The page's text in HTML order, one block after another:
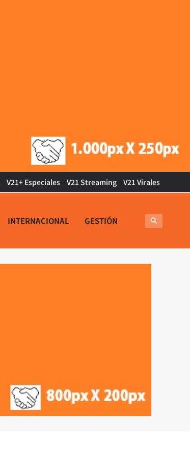
V21+ Especiales V21 Streaming V21 Virales
INTERNACIONAL GESTIÓN